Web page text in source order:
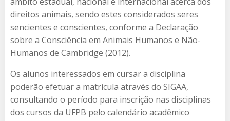
direitos animais, sendo estes considerados seres
sencientes e conscientes, conforme a Declaração
sobre a Consciência em Animais Humanos e Não-
Humanos de Cambridge (2012).
Os alunos interessados em cursar a disciplina
poderão efetuar a matrícula através do SIGAA,
consultando o período para inscrição nas disciplinas
dos cursos da UFPB pelo calendário acadêmico